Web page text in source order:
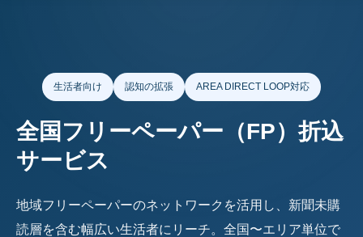
生活者向け 認知の拡張 AREA DIRECT LOOP対応
全国フリーペーパー（FP）折込
サービス
地域フリーペーパーのネットワークを活用し、新聞未購
読層を含む幅広い生活者にリーチ。全国〜エリア単位で